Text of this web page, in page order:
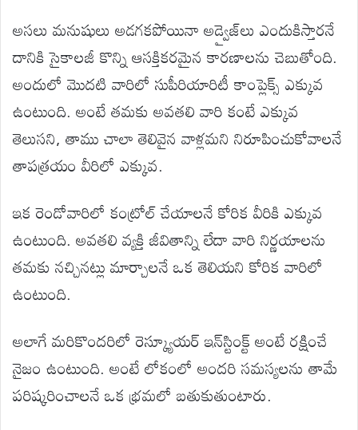
అసలు మనుషులు అడగకపోయినా అడ్వైజ్‌లు ఎందుకిస్తారనే
దానికి సైకాలజీ కొన్ని ఆసక్తికరమైన కారణాలను చెబుతోంది.
అందులో మొదటి వారిలో సుపీరియారిటీ కాంప్లెక్స్ ఎక్కువ
ఉంటుంది. అంటే తమకు అవతలి వారి కంటే ఎక్కువ
తెలుసని, తాము చాలా తెలివైన వాళ్లమని నిరూపించుకోవాలనే
తాపత్రయం వీరిలో ఎక్కువ.
ఇక రెండోవారిలో కంట్రోల్ చేయాలనే కోరిక వీరికి ఎక్కువ
ఉంటుంది. అవతలి వ్యక్తి జీవితాన్ని లేదా వారి నిర్ణయాలను
తమకు నచ్చినట్లు మార్చాలనే ఒక తెలియని కోరిక వారిలో
ఉంటుంది.
అలాగే మరికొందరిలో రెస్క్యూయర్ ఇన్‌స్టింక్ట్ అంటే రక్షించే
నైజం ఉంటుంది. అంటే లోకంలో అందరి సమస్యలను తామే
పరిష్కరించాలనే ఒక భ్రమలో బతుకుతుంటారు.